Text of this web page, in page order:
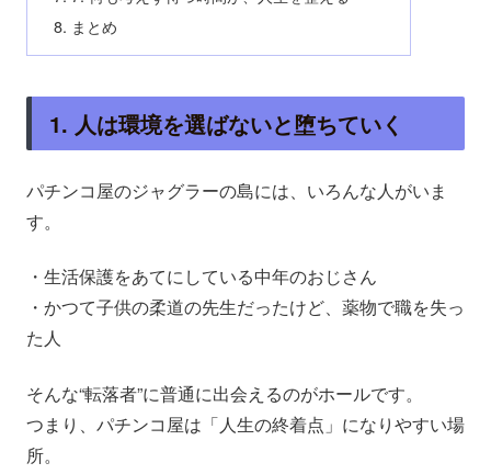
まとめ
1. 人は環境を選ばないと堕ちていく
パチンコ屋のジャグラーの島には、いろんな人がいま
す。
・生活保護をあてにしている中年のおじさん
・かつて子供の柔道の先生だったけど、薬物で職を失っ
た人
そんな“転落者”に普通に出会えるのがホールです。
つまり、パチンコ屋は「人生の終着点」になりやすい場
所。